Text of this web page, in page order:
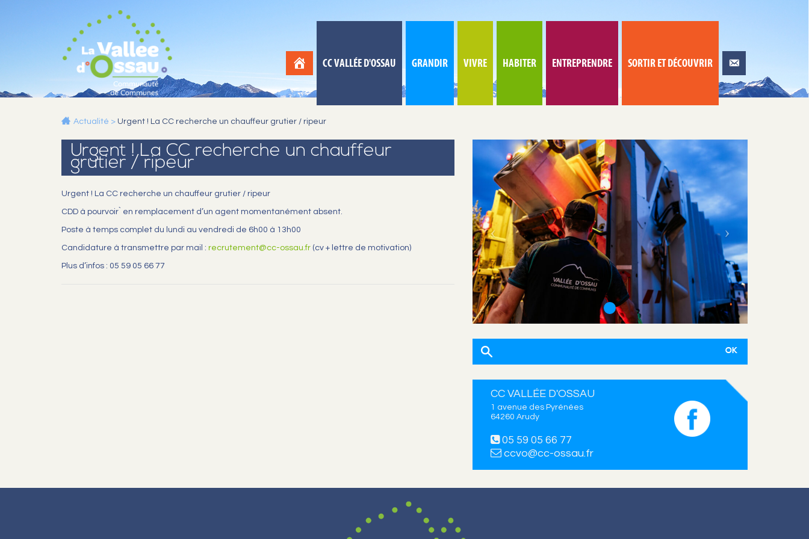
CC VALLÉE D'OSSAU GRANDIR VIVRE HABITER ENTREPRENDRE SORTIR ET DÉCOUVRIR
Actualité > Urgent ! La CC recherche un chauffeur grutier / ripeur
Urgent ! La CC recherche un chauffeur
grutier / ripeur
Urgent ! La CC recherche un chauffeur grutier / ripeur
CDD à pourvoir ̀ en remplacement d’un agent momentanément absent.
Poste à temps complet du lundi au vendredi de 6h00 à 13h00
Candidature à transmettre par mail : recrutement@cc-ossau.fr (cv + lettre de motivation)
Plus d’infos : 05 59 05 66 77
CC VALLÉE D'OSSAU
1 avenue des Pyrénées
64260 Arudy
05 59 05 66 77
ccvo@cc-ossau.fr